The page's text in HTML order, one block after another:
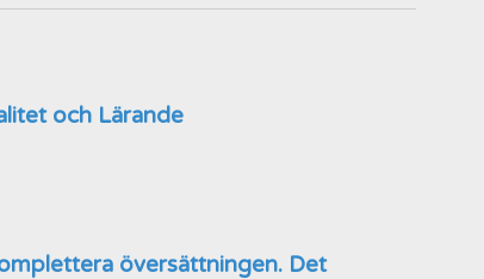
och Lärande
översättningen. Det